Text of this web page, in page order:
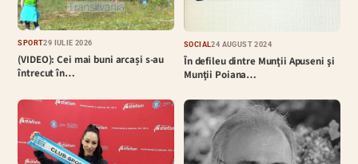
SPORT29 IULIE 2026
(VIDEO): Cei mai buni arcași s-au
întrecut în…
SOCIAL24 AUGUST 2024
În defileu dintre Munţii Apuseni şi
Munţii Poiana…